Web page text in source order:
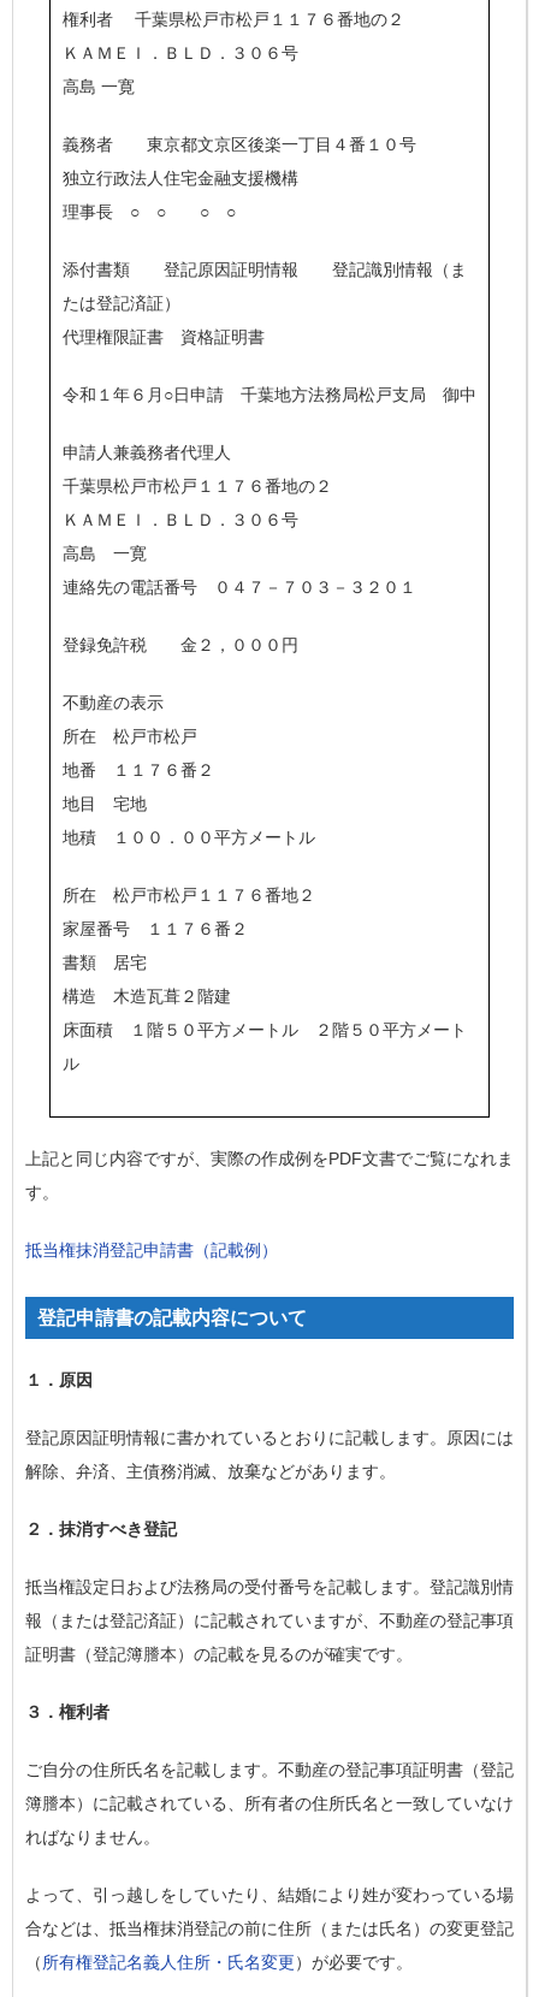
権利者 千葉県松戸市松戸１１７６番地の２
ＫＡＭＥＩ．ＢＬＤ．３０６号
高島 一寛
義務者 東京都文京区後楽一丁目４番１０号
独立行政法人住宅金融支援機構
理事長 ○ ○ ○ ○
添付書類 登記原因証明情報 登記識別情報（ま
たは登記済証）
代理権限証書 資格証明書
令和１年６月○日申請 千葉地方法務局松戸支局 御中
申請人兼義務者代理人
千葉県松戸市松戸１１７６番地の２
ＫＡＭＥＩ．ＢＬＤ．３０６号
高島 一寛
連絡先の電話番号 ０４７－７０３－３２０１
登録免許税 金２，０００円
不動産の表示
所在 松戸市松戸
地番 １１７６番２
地目 宅地
地積 １００．００平方メートル
所在 松戸市松戸１１７６番地２
家屋番号 １１７６番２
書類 居宅
構造 木造瓦葺２階建
床面積 １階５０平方メートル ２階５０平方メート
ル
上記と同じ内容ですが、実際の作成例をPDF文書でご覧になれま
す。
抵当権抹消登記申請書（記載例）
登記申請書の記載内容について
１．原因
登記原因証明情報に書かれているとおりに記載します。原因には
解除、弁済、主債務消滅、放棄などがあります。
２．抹消すべき登記
抵当権設定日および法務局の受付番号を記載します。登記識別情
報（または登記済証）に記載されていますが、不動産の登記事項
証明書（登記簿謄本）の記載を見るのが確実です。
３．権利者
ご自分の住所氏名を記載します。不動産の登記事項証明書（登記
簿謄本）に記載されている、所有者の住所氏名と一致していなけ
ればなりません。
よって、引っ越しをしていたり、結婚により姓が変わっている場
合などは、抵当権抹消登記の前に住所（または氏名）の変更登記
（所有権登記名義人住所・氏名変更）が必要です。